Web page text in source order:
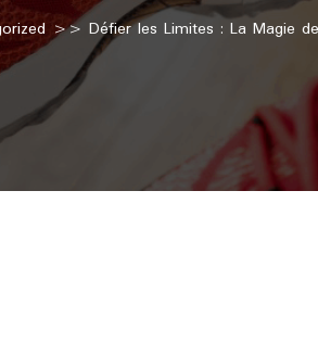
>> Défier les Limites : La Magie